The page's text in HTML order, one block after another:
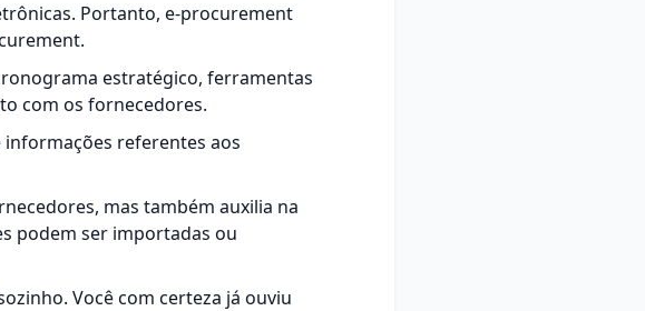
. Portanto, e-procurement
estratégico, ferramentas
com os fornecedores.
referentes aos
mas também auxilia na
podem ser importadas ou
Você com certeza já ouviu